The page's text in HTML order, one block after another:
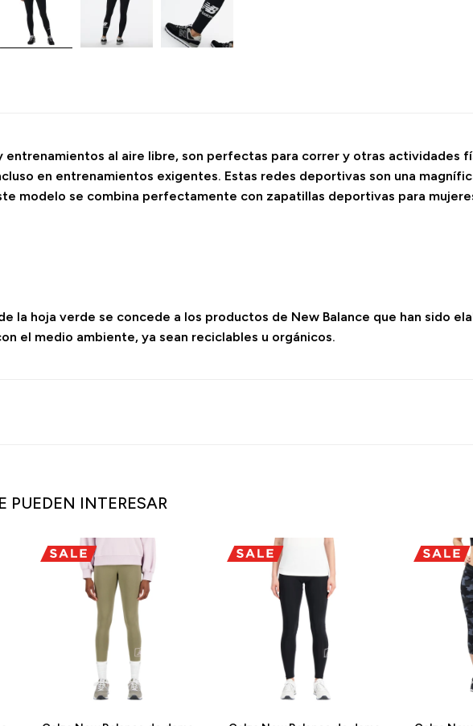
entrenamientos al aire libre, son perfectas para correr y otras actividades
en entrenamientos exigentes. Estas redes deportivas son una
modelo se combina perfectamente con zapatillas deportivas para
la hoja verde se concede a los productos de New Balance que han sido
el medio ambiente, ya sean reciclables u orgánicos.
PUEDEN INTERESAR